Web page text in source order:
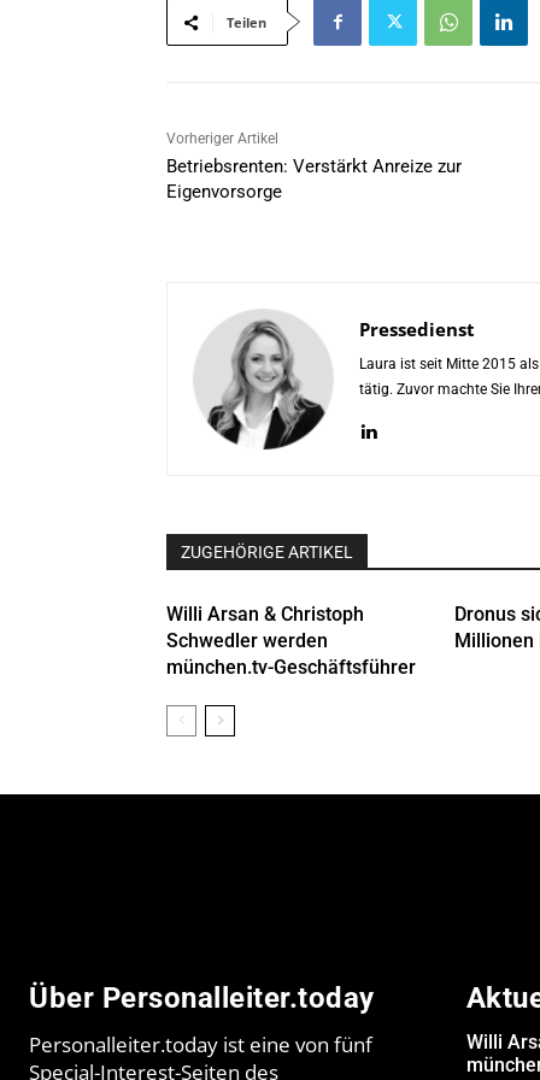
Teilen
Vorheriger Artikel
Betriebsrenten: Verstärkt Anreize zur
Eigenvorsorge
Pressedienst
Laura ist seit Mitte 2015
tätig. Zuvor machte Sie
ZUGEHÖRIGE ARTIKEL
Willi Arsan & Christoph
Schwedler werden
münchen.tv-Geschäftsführer
Dronus
Millionen
Über Personalleiter.today
Personalleiter.today ist eine von fünf
Special-Interest-Seiten des
Willi